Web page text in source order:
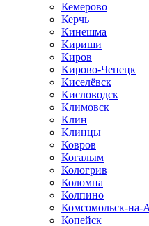
Кемерово
Керчь
Кинешма
Кириши
Киров
Кирово-Чепецк
Киселёвск
Кисловодск
Климовск
Клин
Клинцы
Ковров
Когалым
Кологрив
Коломна
Колпино
Комсомольск-на-
Копейск